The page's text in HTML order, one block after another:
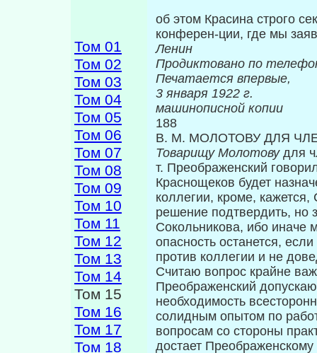
Том 01
Том 02
Том 03
Том 04
Том 05
Том 06
Том 07
Том 08
Том 09
Том 10
Том 11
Том 12
Том 13
Том 14
Том 15
Том 16
Том 17
Том 18
об этом Красина строго
конферен-ции, где мы
Ленин
Продиктовано по
Печатается впервые,
3
машинописной копии
188
В. М. МОЛОТОВУ ДЛЯ
Товарищу Молотову для
т. Преображенский
Краснощеков будет
коллегии, кроме,
решение подтвердить, но
Сокольникова, ибо иначе
опасность останется,
против коллегии и не
Считаю вопрос крайне
Преображенский
необходимость
солидным опытом по
вопросам со стороны
достает